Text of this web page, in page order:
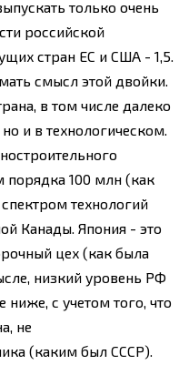
только очень
российской
стран ЕС и США - 1,5.
смысл этой двойки.
в том числе далеко
и в технологическом.
порядка 100 млн (как
технологий
Канады. Япония - это
цех (как была
низкий уровень РФ
с учетом того, что
не
(каким был СССР).